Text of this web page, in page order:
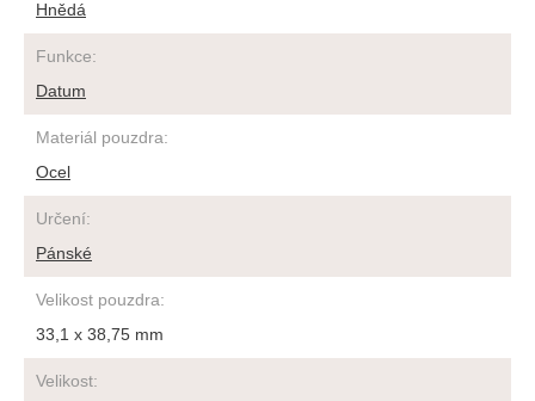
Hnědá
Funkce:
Datum
Materiál pouzdra:
Ocel
Určení:
Pánské
Velikost pouzdra:
33,1 x 38,75 mm
Velikost: